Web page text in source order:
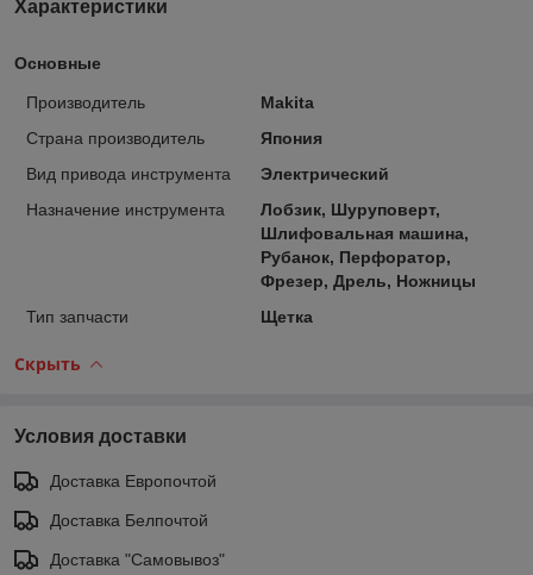
Характеристики
Основные
Производитель
Makita
Страна производитель
Япония
Вид привода инструмента
Электрический
Назначение инструмента
Лобзик, Шуруповерт,
Шлифовальная машина,
Рубанок, Перфоратор,
Фрезер, Дрель, Ножницы
Тип запчасти
Щетка
Скрыть
Условия доставки
Доставка Европочтой
Доставка Белпочтой
Доставка "Самовывоз"